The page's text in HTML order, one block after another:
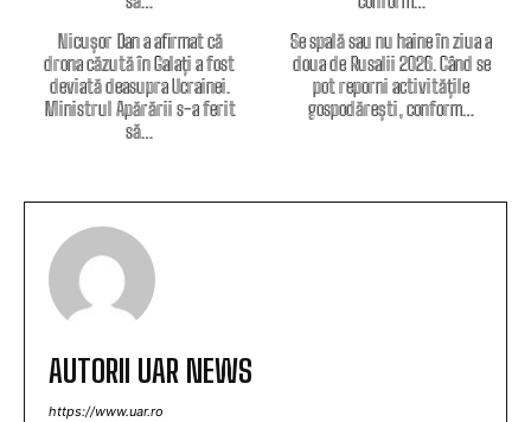
Nicușor Dan a afirmat că
drona căzută în Galați a fost
deviată deasupra Ucrainei.
Ministrul Apărării s-a ferit
să…
Se spală sau nu haine în ziua a
doua de Rusalii 2026. Când se
pot reporni activitățile
gospodărești, conform…
AUTORII UAR NEWS
https://www.uar.ro